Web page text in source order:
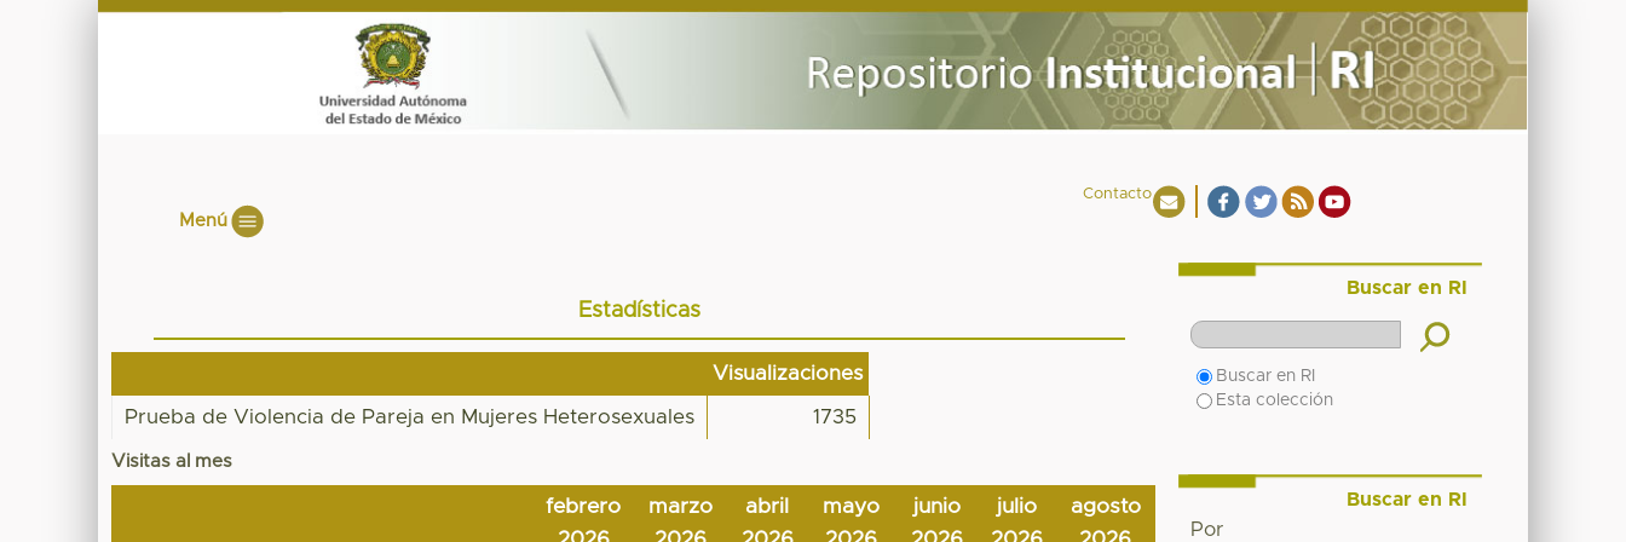
Contacto
Menú
Estadísticas
Visualizaciones
Prueba de Violencia de Pareja en Mujeres Heterosexuales 1735
Visitas al mes
febrero
marzo
abril
mayo
junio
julio
agosto
Buscar en RI
Buscar en RI
Esta colección
Buscar en RI
Por